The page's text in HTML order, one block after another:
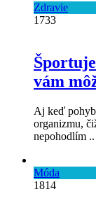
Zdravie
1733
vám
Aj keď
organizmu,
nepohodlím ..
Móda
1814